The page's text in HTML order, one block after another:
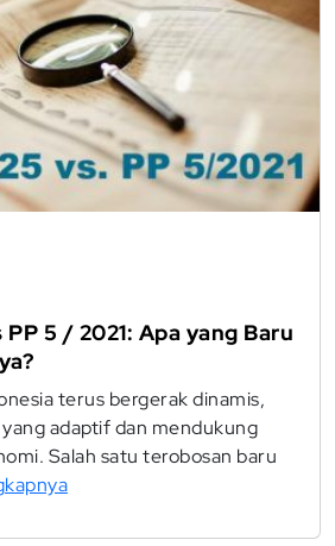
5 / 2021: Apa yang Baru
terus bergerak dinamis,
adaptif dan mendukung
Salah satu terobosan baru